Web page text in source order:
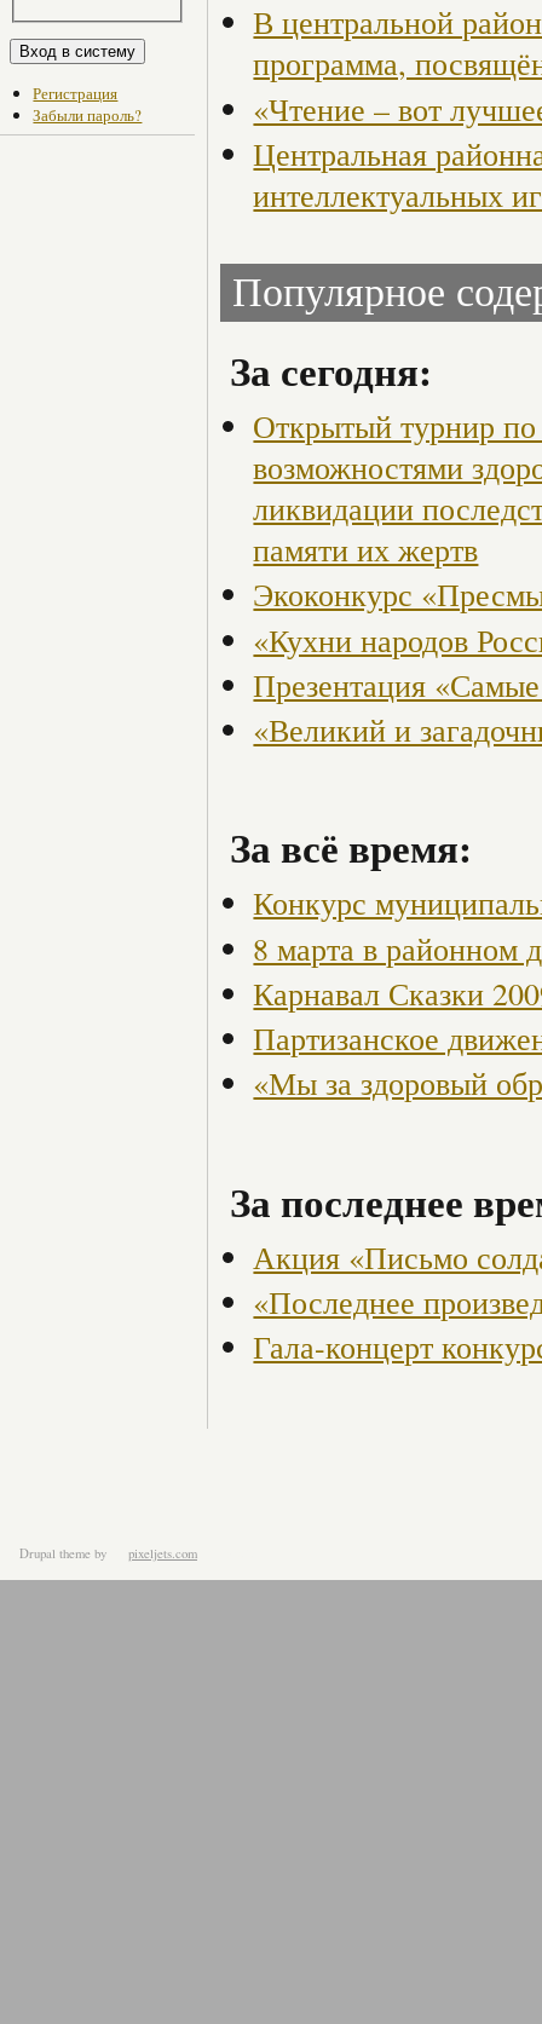
Регистрация
Забыли пароль?
В центральной
программа,
«Чтение – вот
Центральная
интеллектуальных
Популярное
За сегодня:
Открытый турнир
возможностями
ликвидации
памяти их жертв
Экоконкурс
«Кухни народов
Презентация
«Великий и
За всё время:
Конкурс
8 марта в районном
Карнавал Сказки
Партизанское
«Мы за здоровый
За последнее
Акция «Письмо
«Последнее
Гала-концерт
Drupal theme by pixeljets.com